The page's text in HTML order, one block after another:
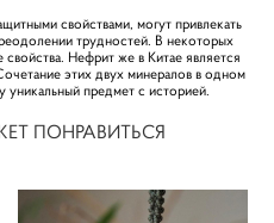
свойствами, могут привлекать
трудностей. В некоторых
Нефрит же в Китае является
этих двух минералов в одном
предмет с историей.
ПОНРАВИТЬСЯ